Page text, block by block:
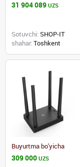
31 904 089 UZS
Sotuvchi: SHOP-IT
shahar: Toshkent
Buyurtma bo'yicha
309 000 UZS